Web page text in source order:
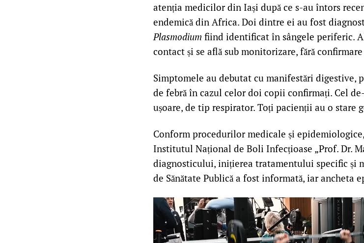
atenția medicilor din Iași după ce s-au întors
endemică din Africa. Doi dintre ei au fost
Plasmodium fiind identificat în sângele periferic.
contact și se află sub monitorizare, fără
Simptomele au debutat cu manifestări digestive,
de febră în cazul celor doi copii confirmați. Cel
ușoare, de tip respirator. Toți pacienții au o stare
Conform procedurilor medicale și
Institutul Național de Boli Infecțioase „Prof. Dr.
diagnosticului, inițierea tratamentului specific și
de Sănătate Publică a fost informată, iar ancheta